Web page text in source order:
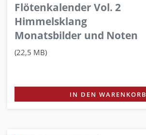
Flötenkalender Vol. 2
Himmelsklang
Monatsbilder und Noten
(22,5 MB)
IN DEN WARENKORB